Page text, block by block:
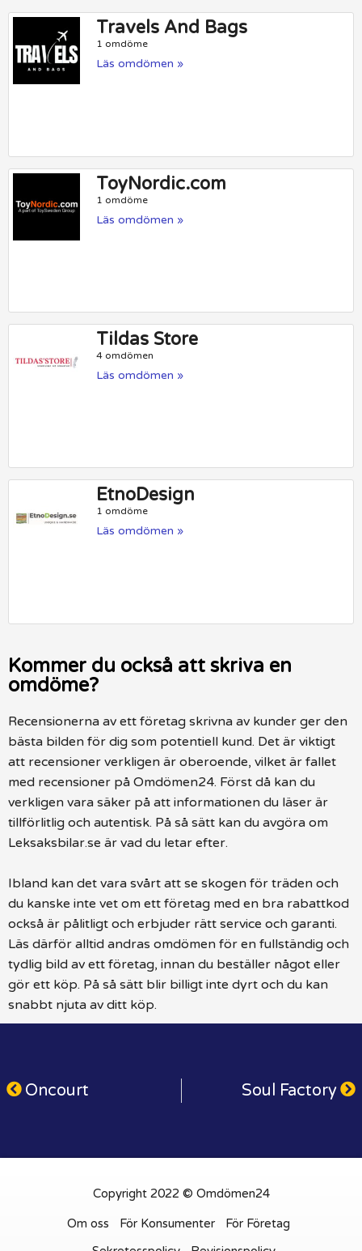
Travels And Bags
1 omdöme
Läs omdömen »
ToyNordic.com
1 omdöme
Läs omdömen »
Tildas Store
4 omdömen
Läs omdömen »
EtnoDesign
1 omdöme
Läs omdömen »
Kommer du också att skriva en
omdöme?
Recensionerna av ett företag skrivna av kunder ger den
bästa bilden för dig som potentiell kund. Det är viktigt
att recensioner verkligen är oberoende, vilket är fallet
med recensioner på Omdömen24. Först då kan du
verkligen vara säker på att informationen du läser är
tillförlitlig och autentisk. På så sätt kan du avgöra om
Leksaksbilar.se är vad du letar efter.
Ibland kan det vara svårt att se skogen för träden och
du kanske inte vet om ett företag med en bra rabattkod
också är pålitligt och erbjuder rätt service och garanti.
Läs därför alltid andras omdömen för en fullständig och
tydlig bild av ett företag, innan du beställer något eller
gör ett köp. På så sätt blir billigt inte dyrt och du kan
snabbt njuta av ditt köp.
Oncourt Soul Factory
Copyright 2022 © Omdömen24
Om oss För Konsumenter
För Företag